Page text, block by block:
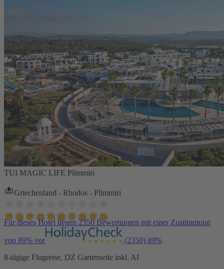
TUI MAGIC LIFE Plimmiri
Griechenland - Rhodos - Plimmiri
Für dieses Hotel liegen 2350 Bewertungen mit einer Zustimmung
von 89% vor (2350) 89%
8-tägige Flugreise, DZ Gartenseite inkl. AI